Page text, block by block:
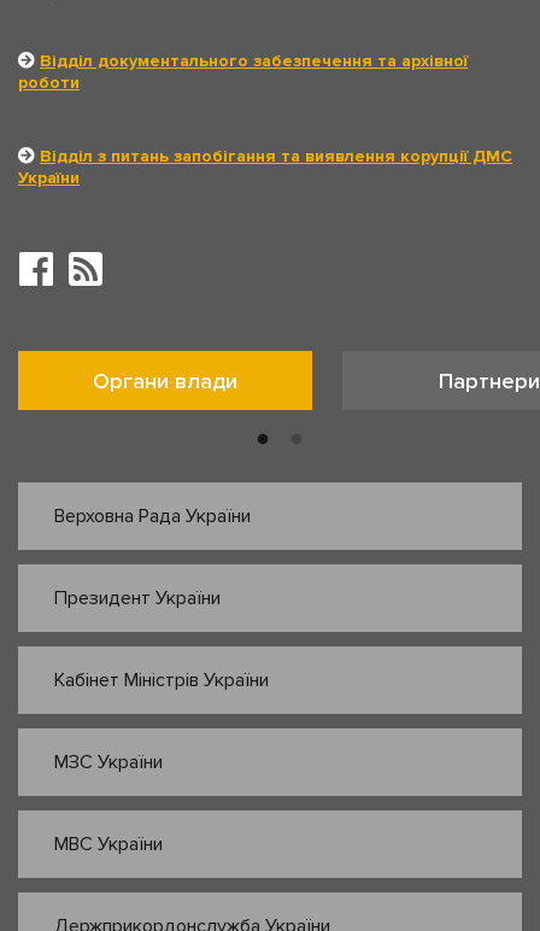
Відділ документального забезпечення та архівної
роботи
Відділ з питань запобігання та виявлення корупції ДМС
України
Органи влади Партнери
Верховна Рада України
Президент України
Кабінет Міністрів України
МЗС України
МВС України